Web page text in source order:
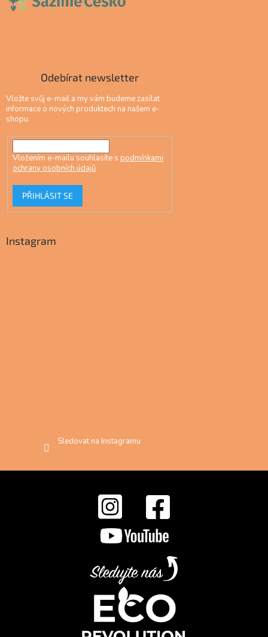
Odebírat newsletter
Vložte svůj e-mail a my vám budeme zasílat
informace o nových produktech na našem e-
shopu.
Vložením e-mailu souhlasíte s podmínkami
ochrany osobních údajů
PŘIHLÁSIT SE
Instagram
Sledovat na Instagramu